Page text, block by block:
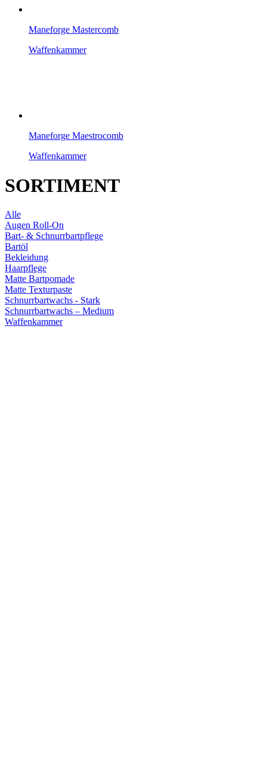
Maneforge Mastercomb
Waffenkammer
Maneforge Maestrocomb
Waffenkammer
SORTIMENT
Alle
Augen Roll-On
Bart- & Schnurrbartpflege
Bartöl
Bekleidung
Haarpflege
Matte Bartpomade
Matte Texturpaste
Schnurrbartwachs - Stark
Schnurrbartwachs – Medium
Waffenkammer